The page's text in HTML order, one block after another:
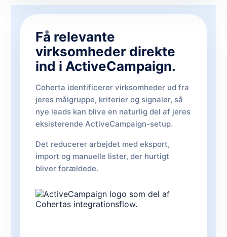
Få relevante
virksomheder direkte
ind i ActiveCampaign.
Coherta identificerer virksomheder ud fra
jeres målgruppe, kriterier og signaler, så
nye leads kan blive en naturlig del af jeres
eksisterende ActiveCampaign-setup.
Det reducerer arbejdet med eksport,
import og manuelle lister, der hurtigt
bliver forældede.